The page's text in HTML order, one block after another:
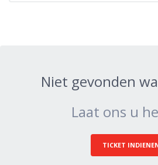
Niet gevonden
Laat ons u
TICKET